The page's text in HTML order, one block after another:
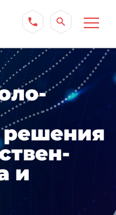
phone search
решения
и